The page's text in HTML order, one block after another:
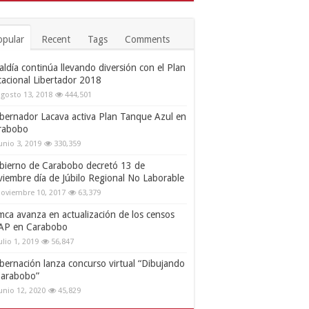
Recent Tags Comments
continúa llevando diversión con el Plan
Libertador 2018
13, 2018 444,501
Lacava activa Plan Tanque Azul en
3, 2019 330,359
de Carabobo decretó 13 de
día de Júbilo Regional No Laborable
10, 2017 63,379
avanza en actualización de los censos
en Carabobo
1, 2019 56,847
lanza concurso virtual “Dibujando
12, 2020 45,829